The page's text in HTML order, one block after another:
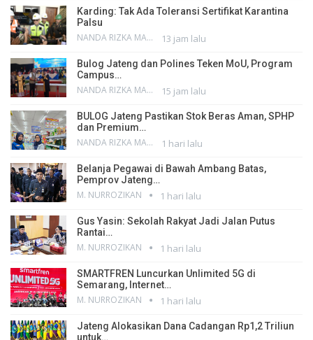
Karding: Tak Ada Toleransi Sertifikat Karantina
Palsu
NANDA RIZKA MAHENDRA 13 jam lalu
Bulog Jateng dan Polines Teken MoU, Program
Campus…
NANDA RIZKA MAHENDRA 15 jam lalu
BULOG Jateng Pastikan Stok Beras Aman, SPHP
dan Premium…
NANDA RIZKA MAHENDRA 1 hari lalu
Belanja Pegawai di Bawah Ambang Batas,
Pemprov Jateng…
M. NURROZIKAN 1 hari lalu
Gus Yasin: Sekolah Rakyat Jadi Jalan Putus
Rantai…
M. NURROZIKAN 1 hari lalu
SMARTFREN Luncurkan Unlimited 5G di
Semarang, Internet…
M. NURROZIKAN 1 hari lalu
Jateng Alokasikan Dana Cadangan Rp1,2 Triliun
untuk…